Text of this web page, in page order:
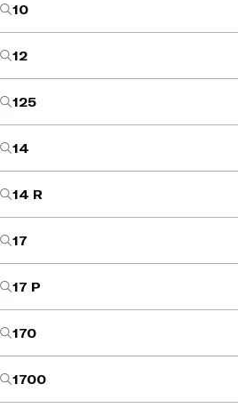
10
12
125
14
14 R
17
17 P
170
1700